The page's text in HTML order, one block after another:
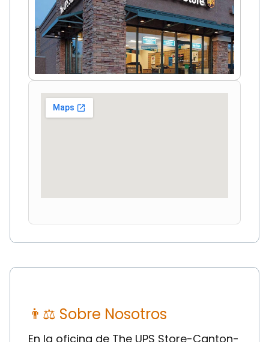
👨⚖ Sobre Nosotros
En la oficina de The UPS Store-Canton-